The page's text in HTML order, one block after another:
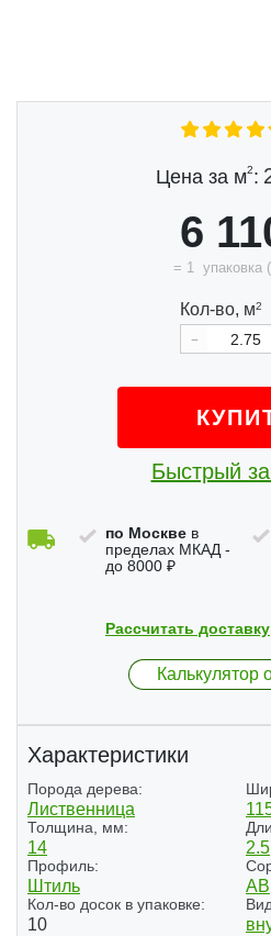
Цена за м2:
6
= 1 упаковка(
Кол-во, м2
Быстрый
по Москве в
пределах МКАД -
до 8000 ₽
Рассчитать доставку
Калькулятор
Характеристики
Порода дерева:
Лиственница
Толщина, мм:
14 2.5
Профиль:
Штиль АВ
Кол-во досок в упаковке:
10